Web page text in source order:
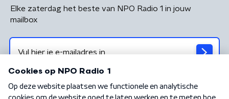
Elke zaterdag het beste van NPO Radio 1 in jouw
mailbox